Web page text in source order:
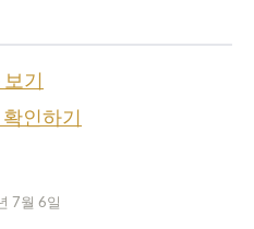
기
확인하기
7월 6일